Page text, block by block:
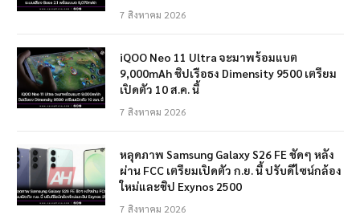
7 สิงหาคม 2026
iQOO Neo 11 Ultra จะมาพร้อมแบต
9,000mAh ชิปเรือธง Dimensity 9500 เตรียม
เปิดตัว 10 ส.ค. นี้
7 สิงหาคม 2026
หลุดภาพ Samsung Galaxy S26 FE ชัดๆ หลัง
ผ่าน FCC เตรียมเปิดตัว ก.ย. นี้ ปรับดีไซน์กล้อง
ใหม่และชิป Exynos 2500
7 สิงหาคม 2026